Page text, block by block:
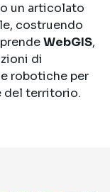
un articolato
costruendo
WebGIS,
di
robotiche per
del territorio.